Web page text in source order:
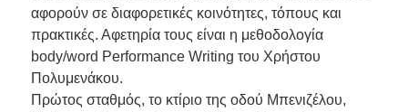
αφορούν σε διαφορετικές κοινότητες, τόπους και
πρακτικές. Αφετηρία τους είναι η μεθοδολογία
body/word Performance Writing του Χρήστου
Πολυμενάκου.
Πρώτος σταθμός, το κτίριο της οδού Μπενιζέλου,